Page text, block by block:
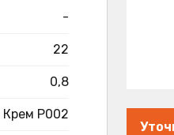
-
22
0,8
Крем Р002